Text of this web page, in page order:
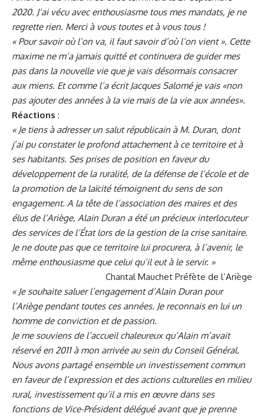
2020. J’ai vécu avec enthousiasme tous mes mandats, je ne
regrette rien. Merci à vous toutes et à vous tous !
« Pour savoir où l’on va, il faut savoir d’où l’on vient ». Cette
maxime ne m’a jamais quitté et continuera de guider mes
pas dans la nouvelle vie que je vais désormais consacrer
aux miens. Et comme l’a écrit Jacques Salomé je vais «non
pas ajouter des années à la vie mais de la vie aux années».
Réactions :
« Je tiens à adresser un salut républicain à M. Duran, dont
j’ai pu constater le profond attachement à ce territoire et à
ses habitants. Ses prises de position en faveur du
développement de la ruralité, de la défense de l’école et de
la promotion de la laïcité témoignent du sens de son
engagement. A la tête de l’association des maires et des
élus de l’Ariège, Alain Duran a été un précieux interlocuteur
des services de l’État lors de la gestion de la crise sanitaire.
Je ne doute pas que ce territoire lui procurera, à l’avenir, le
même enthousiasme que celui qu’il eut à le servir. »
Chantal Mauchet Préfète de l’Ariège
« Je souhaite saluer l’engagement d’Alain Duran pour
l’Ariège pendant toutes ces années. Je reconnais en lui un
homme de conviction et de passion.
Je me souviens de l’accueil chaleureux qu’Alain m’avait
réservé en 2011 à mon arrivée au sein du Conseil Général.
Nous avons partagé ensemble un investissement commun
en faveur de l’expression et des actions culturelles en milieu
rural, investissement qu’il a mis en œuvre dans ses
fonctions de Vice-Président délégué avant que je prenne